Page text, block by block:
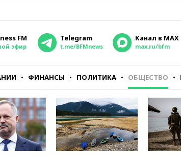
FM
эфир
Telegram
t.me/BFMnews
Канал в MAX
max.ru/bfm
ФИНАНСЫ ПОЛИТИКА ОБЩЕСТВО